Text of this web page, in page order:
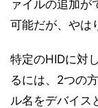
ァイルの追加
可能だが、やは
特定のHIDに対
るには、2つの
ル名をデバイス